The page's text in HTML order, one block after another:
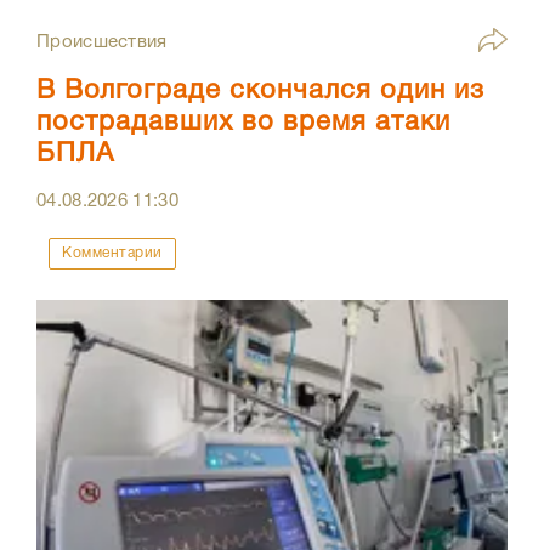
Происшествия
В Волгограде скончался один из
пострадавших во время атаки
БПЛА
04.08.2026 11:30
Комментарии